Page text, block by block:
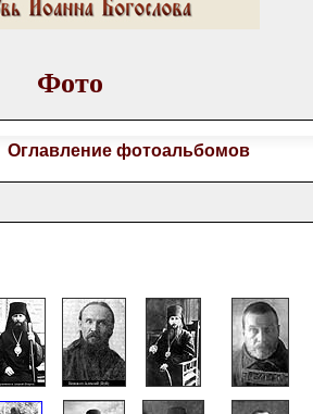
Фото
Оглавление фотоальбомов